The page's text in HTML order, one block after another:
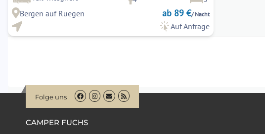
Bergen auf Ruegen
ab 89 €/ Nacht
Auf Anfrage
Folge uns
CAMPER FUCHS